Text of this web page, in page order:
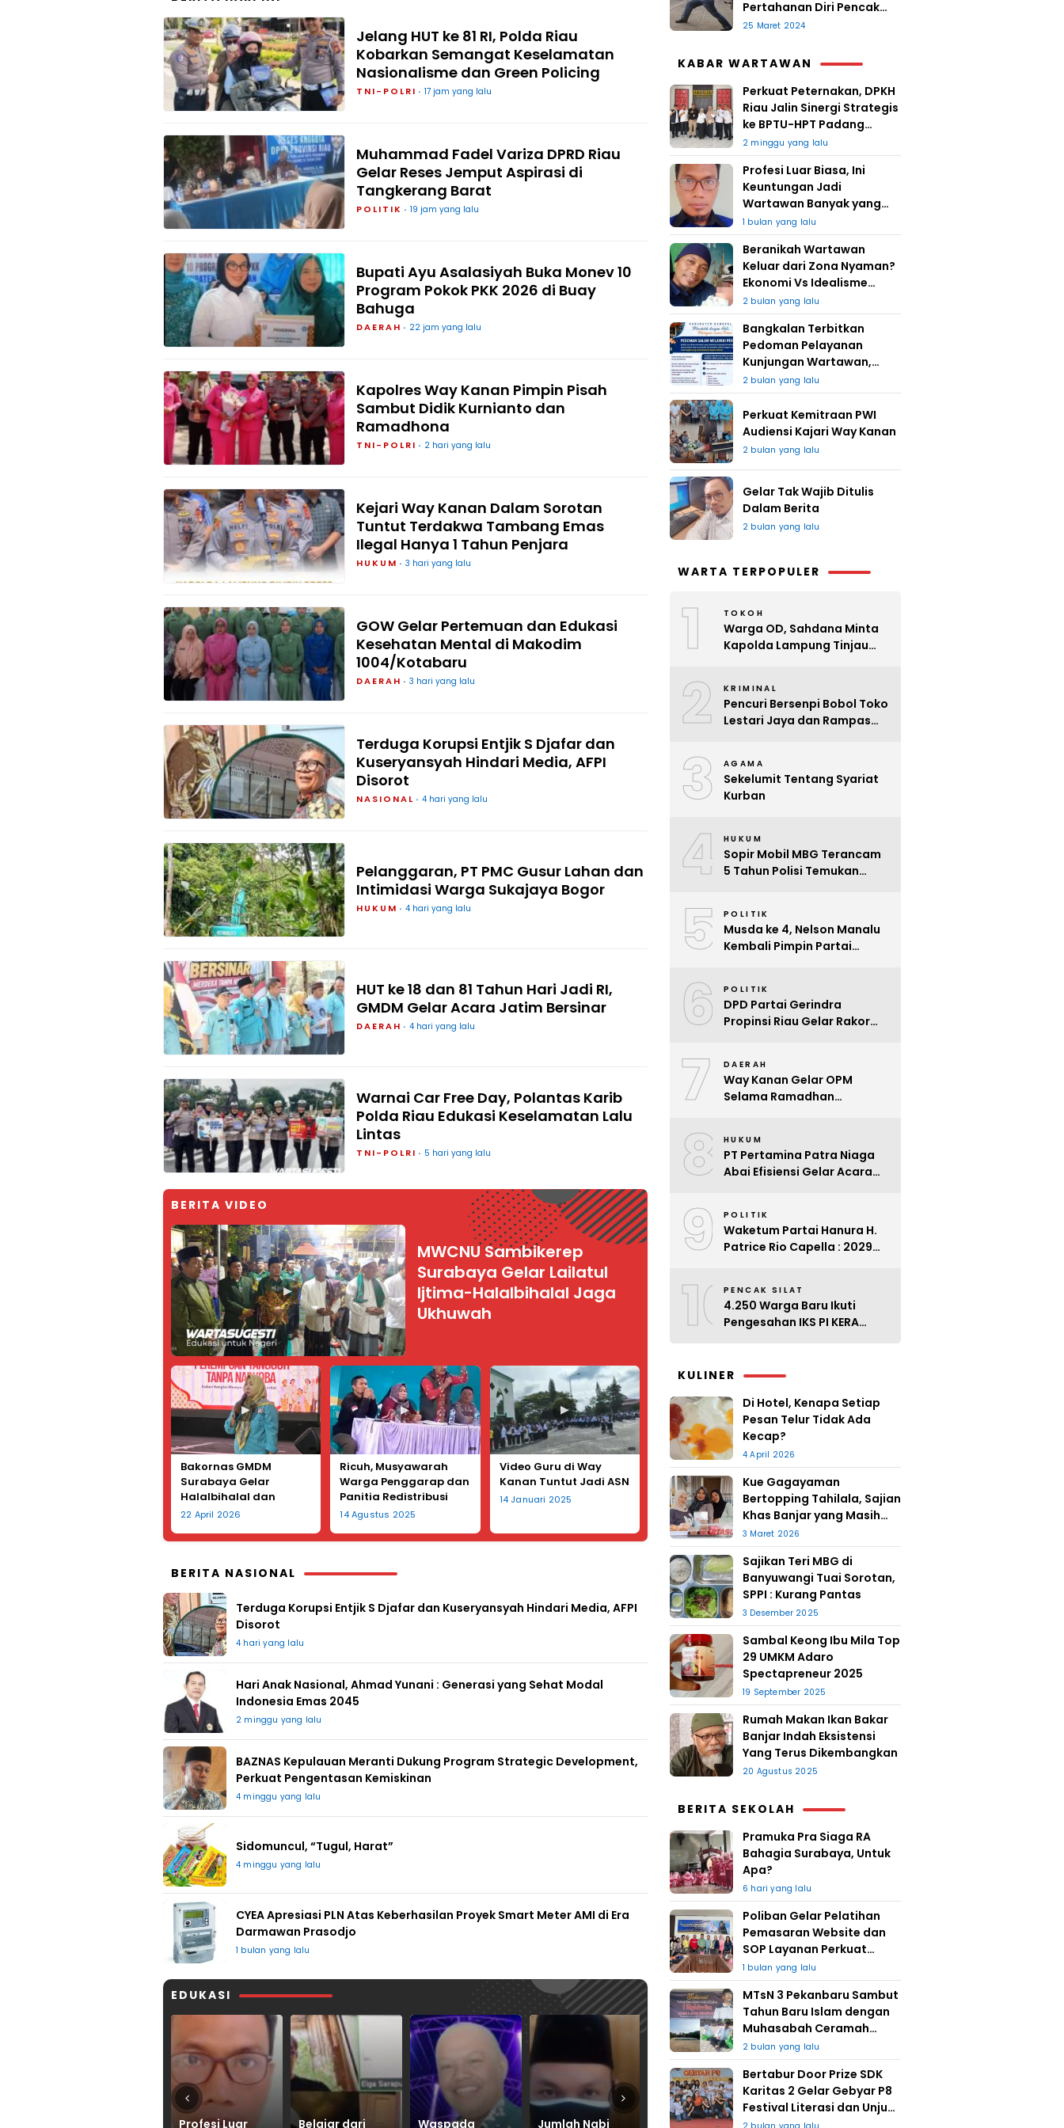
Jelang HUT ke 81 RI, Polda Riau
Kobarkan Semangat Keselamatan
Nasionalisme dan Green Policing
TNI-POLRI 17 jam yang lalu
Muhammad Fadel Variza DPRD Riau
Gelar Reses Jemput Aspirasi di
Tangkerang Barat
POLITIK 19 jam yang lalu
Bupati Ayu Asalasiyah Buka Monev 10
Program Pokok PKK 2026 di Buay
Bahuga
DAERAH 22 jam yang lalu
Kapolres Way Kanan Pimpin Pisah
Sambut Didik Kurnianto dan
Ramadhona
TNI-POLRI 2 hari yang lalu
Kejari Way Kanan Dalam Sorotan
Tuntut Terdakwa Tambang Emas
Ilegal Hanya 1 Tahun Penjara
HUKUM 3 hari yang lalu
GOW Gelar Pertemuan dan Edukasi
Kesehatan Mental di Makodim
1004/Kotabaru
DAERAH 3 hari yang lalu
Terduga Korupsi Entjik S Djafar dan
Kuseryansyah Hindari Media, AFPI
Disorot
NASIONAL 4 hari yang lalu
Pelanggaran, PT PMC Gusur Lahan dan
Intimidasi Warga Sukajaya Bogor
HUKUM 4 hari yang lalu
HUT ke 18 dan 81 Tahun Hari Jadi RI,
GMDM Gelar Acara Jatim Bersinar
DAERAH 4 hari yang lalu
Warnai Car Free Day, Polantas Karib
Polda Riau Edukasi Keselamatan Lalu
Lintas
TNI-POLRI 5 hari yang lalu
BERITA VIDEO
▶
MWCNU Sambikerep
Surabaya Gelar Lailatul
Ijtima-Halalbihalal Jaga
Ukhuwah
▶
Bakornas GMDM
Surabaya Gelar
Halalbihalal dan
Peringatan Hari Kartini
22 April 2026
▶
Ricuh, Musyawarah
Warga Penggarap dan
Panitia Redistribusi
Lahan di Desa
Lemparan Kursi
14 Agustus 2025
▶
Video Guru di Way
Kanan Tuntut Jadi ASN
14 Januari 2025
BERITA NASIONAL
Terduga Korupsi Entjik S Djafar dan Kuseryansyah Hindari Media, AFPI
Disorot
4 hari yang lalu
Hari Anak Nasional, Ahmad Yunani : Generasi yang Sehat Modal
Indonesia Emas 2045
2 minggu yang lalu
BAZNAS Kepulauan Meranti Dukung Program Strategic Development,
Perkuat Pengentasan Kemiskinan
4 minggu yang lalu
Sidomuncul, “Tugul, Harat”
4 minggu yang lalu
CYEA Apresiasi PLN Atas Keberhasilan Proyek Smart Meter AMI di Era
Darmawan Prasodjo
1 bulan yang lalu
EDUKASI
Belajar dari Waspada Jumlah Nabi Indonesia Diskusi
Pertahanan Diri Pencak
Sugesti
25 Maret 2024
KABAR WARTAWAN
Perkuat Peternakan, DPKH
Riau Jalin Sinergi Strategis
ke BPTU-HPT Padang
Mengatas
2 minggu yang lalu
Profesi Luar Biasa, Ini
Keuntungan Jadi
Wartawan Banyak yang
Takut
1 bulan yang lalu
Beranikah Wartawan
Keluar dari Zona Nyaman?
Ekonomi Vs Idealisme
Jurnalistik
2 bulan yang lalu
Bangkalan Terbitkan
Pedoman Pelayanan
Kunjungan Wartawan,
Redaksi : Bagus Jangan
Lari
2 bulan yang lalu
Perkuat Kemitraan PWI
Audiensi Kajari Way Kanan
2 bulan yang lalu
Gelar Tak Wajib Ditulis
Dalam Berita
2 bulan yang lalu
WARTA TERPOPULER
1 TOKOH
Warga OD, Sahdana Minta
Kapolda Lampung Tinjau
2 KRIMINAL
Pencuri Bersenpi Bobol Toko
Lestari Jaya dan Rampas
3 AGAMA
Sekelumit Tentang Syariat
Kurban
4 HUKUM
Sopir Mobil MBG Terancam
5 Tahun Polisi Temukan
5 POLITIK
Musda ke 4, Nelson Manalu
Kembali Pimpin Partai
6 POLITIK
DPD Partai Gerindra
Propinsi Riau Gelar Rakor
7 DAERAH
Way Kanan Gelar OPM
Selama Ramadhan
8 HUKUM
PT Pertamina Patra Niaga
Abai Efisiensi Gelar Acara
9 POLITIK
Waketum Partai Hanura H.
Patrice Rio Capella : 2029
10PENCAK SILAT
4.250 Warga Baru Ikuti
Pengesahan IKS PI KERA
KULINER
Di Hotel, Kenapa Setiap
Pesan Telur Tidak Ada
Kecap?
4 April 2026
Kue Gagayaman
Bertopping Tahilala, Sajian
Khas Banjar yang Masih
Bertahan
3 Maret 2026
Sajikan Teri MBG di
Banyuwangi Tuai Sorotan,
SPPI : Kurang Pantas
3 Desember 2025
Sambal Keong Ibu Mila Top
29 UMKM Adaro
Spectapreneur 2025
19 September 2025
Rumah Makan Ikan Bakar
Banjar Indah Eksistensi
Yang Terus Dikembangkan
20 Agustus 2025
BERITA SEKOLAH
Pramuka Pra Siaga RA
Bahagia Surabaya, Untuk
Apa?
6 hari yang lalu
Poliban Gelar Pelatihan
Pemasaran Website dan
SOP Layanan Perkuat
UMKM Berkat Guru Kapuh
1 bulan yang lalu
MTsN 3 Pekanbaru Sambut
Tahun Baru Islam dengan
Muhasabah Ceramah
Agama
2 bulan yang lalu
Bertabur Door Prize SDK
Karitas 2 Gelar Gebyar P8
Festival Literasi dan Unjuk
Karya